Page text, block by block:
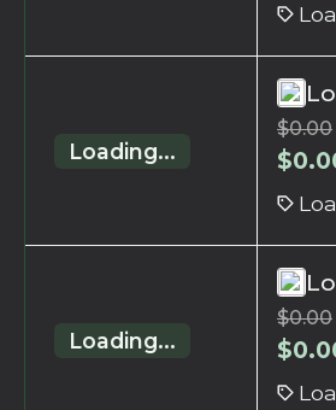
Loading...
$0.00
$
Loading...
$0.00
$